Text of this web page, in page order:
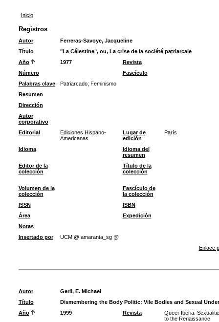
Inicio
Registros
Autor
Ferreras-Savoye, Jacqueline
Título
"La Célestine", ou, La crise de la société patriarcale
Año
1977
Revista
Número
Fascículo
Palabras clave
Patriarcado; Feminismo
Resumen
Dirección
Autor
corporativo
Editorial
Ediciones Hispano-
Americanas
Lugar de
edición
París
Idioma
Idioma del
resumen
Editor de la
colección
Título de la
colección
Volumen de la
colección
Fascículo de
la colección
ISSN
ISBN
Área
Expedición
Notas
Insertado por
UCM @ amaranta_sg @
Enlace
Autor
Gerli, E. Michael
Título
Dismembering the Body Politic: Vile Bodies and Sexual
Año
1999 Revista
Queer Iberia:
to the Renaissance